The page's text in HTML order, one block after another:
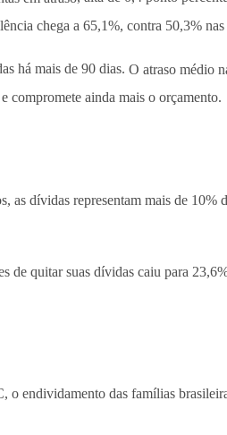
chega a 65,1%, contra 50,3%
há mais de 90 dias. O atraso médio
compromete ainda mais o orçamento.
as dívidas representam mais de
quitar suas dívidas caiu para
o endividamento das famílias